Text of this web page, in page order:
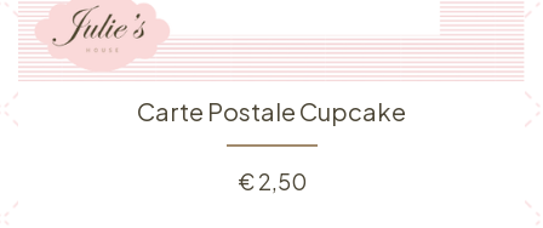
Carte Postale Cupcake
€2,50